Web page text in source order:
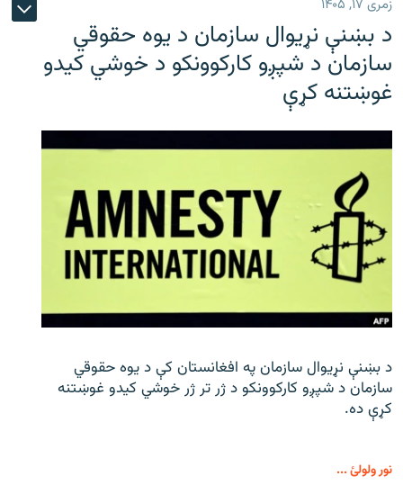
زمری ۱۷, ۱۴۰۵
د بښنې نړیوال سازمان د یوه حقوقي
سازمان د شپږو کارکوونکو د خوشي کیدو
غوښتنه کړې
د بښنې نړیوال سازمان په افغانستان کې د یوه حقوقي
سازمان د شپږو کارکوونکو د ژر تر ژر خوشي کیدو غوښتنه
کړې ده.
نور ولولئ ...